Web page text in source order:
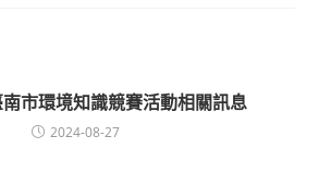
市環境知識競賽活動相關訊息
2024-08-27